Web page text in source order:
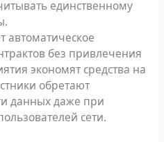
единственному
автоматическое
без привлечения
экономят средства на
обретают
данных даже при
сети.